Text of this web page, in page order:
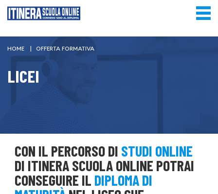
YOU
ARE
HERE
HOME OFFERTA FORMATIVA
LICEI
CON IL PERCORSO DI STUDI ONLINE
DI ITINERA SCUOLA ONLINE POTRAI
CONSEGUIRE IL DIPLOMA DI
CONTATTI